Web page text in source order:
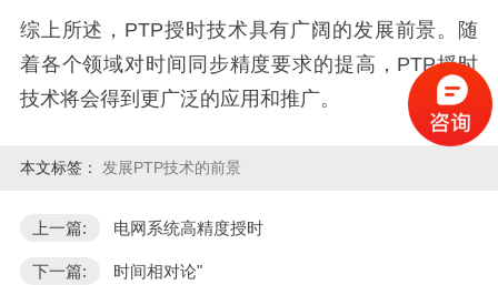
综上所述，PTP授时技术具有广阔的发展前景。随
着各个领域对时间同步精度要求的提高，PTP授时
技术将会得到更广泛的应用和推广。
本文标签： 发展PTP技术的前景
上一篇: 电网系统高精度授时
下一篇: 时间相对论"